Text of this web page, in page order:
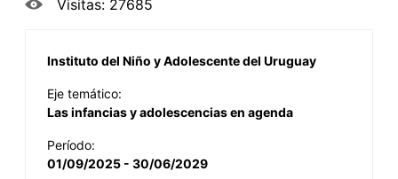
Visitas: 27685
Instituto del Niño y Adolescente del Uruguay
Eje temático:
Las infancias y adolescencias en agenda
Período:
01/09/2025 - 30/06/2029